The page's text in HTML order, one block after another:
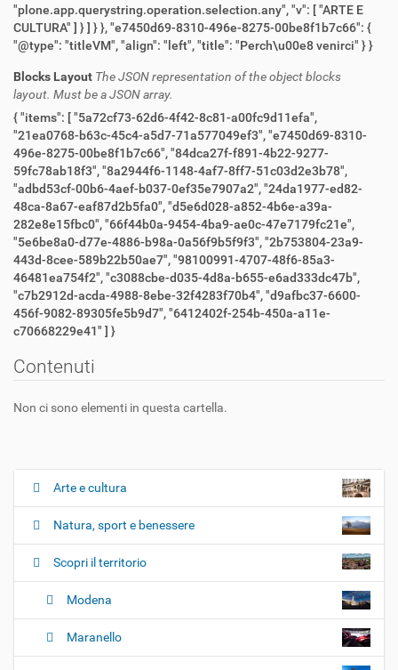
"plone.app.querystring.operation.selection.any", "v": [ "ARTE E
CULTURA" ] } ] } }, "e7450d69-8310-496e-8275-00be8f1b7c66": {
"@type": "titleVM", "align": "left", "title": "Perch\u00e8 venirci" } }
Blocks Layout The JSON representation of the object blocks
layout. Must be a JSON array.
{ "items": [ "5a72cf73-62d6-4f42-8c81-a00fc9d11efa",
"21ea0768-b63c-45c4-a5d7-71a577049ef3", "e7450d69-8310-
496e-8275-00be8f1b7c66", "84dca27f-f891-4b22-9277-
59fc78ab18f3", "8a2944f6-1148-4af7-8ff7-51c03d2e3b78",
"adbd53cf-00b6-4aef-b037-0ef35e7907a2", "24da1977-ed82-
48ca-8a67-eaf87d2b5fa0", "d5e6d028-a852-4b6e-a39a-
282e8e15fbc0", "66f44b0a-9454-4ba9-ae0c-47e7179fc21e",
"5e6be8a0-d77e-4886-b98a-0a56f9b5f9f3", "2b753804-23a9-
443d-8cee-589b22b50ae7", "98100991-4707-48f6-85a3-
46481ea754f2", "c3088cbe-d035-4d8a-b655-e6ad333dc47b",
"c7b2912d-acda-4988-8ebe-32f4283f70b4", "d9afbc37-6600-
456f-9082-89305fe5b9d7", "6412402f-254b-450a-a11e-
c70668229e41" ] }
Contenuti
Non ci sono elementi in questa cartella.
N
a
v
g
z
Arte e cultura
Natura, sport e benessere
Scopri il territorio
Modena
Maranello